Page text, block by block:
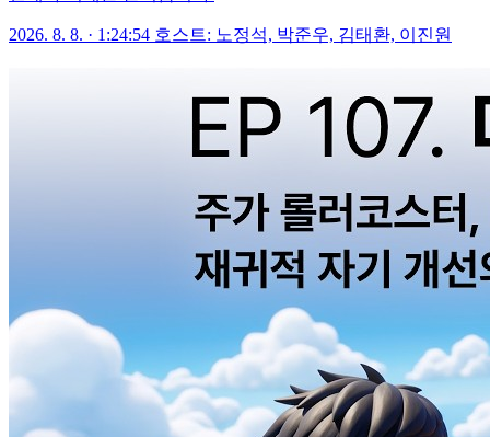
2026. 8. 8. · 1:24:54 호스트: 노정석, 박준우, 김태환, 이진원